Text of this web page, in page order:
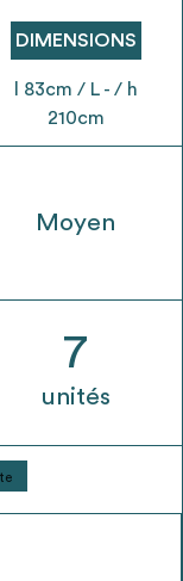
et son envoi ne
DIMENSIONS
l 83cm / L - / h
210cm
Moyen
7
unités